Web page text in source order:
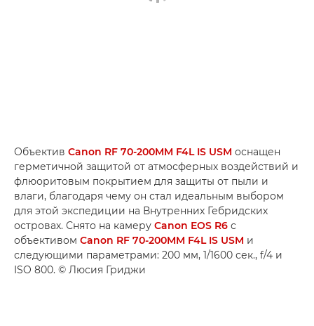
Объектив Canon RF 70-200MM F4L IS USM оснащен
герметичной защитой от атмосферных воздействий и
флюоритовым покрытием для защиты от пыли и
влаги, благодаря чему он стал идеальным выбором
для этой экспедиции на Внутренних Гебридских
островах. Снято на камеру Canon EOS R6 с
объективом Canon RF 70-200MM F4L IS USM и
следующими параметрами: 200 мм, 1/1600 сек., f/4 и
ISO 800. © Люсия Гриджи